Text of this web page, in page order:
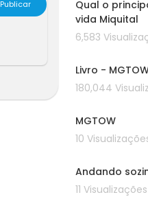
Qual o
vida Miquital
6,583
Livro -
180,044
MGTOW
10
Andando
11
Publicar